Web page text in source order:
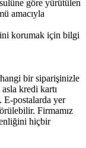
göre yürütülen
amacıyla
korumak için bilgi
bir siparişinizle
kredi kartı
E-postalarda yer
Firmamız
hiçbir